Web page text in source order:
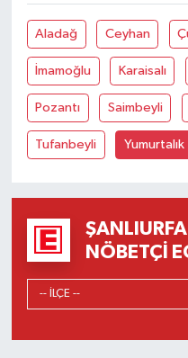
Aladağ Ceyhan
İmamoğlu Karaisalı
Pozantı Saimbeyli
Tufanbeyli Yumurtalık
NÖBETÇI